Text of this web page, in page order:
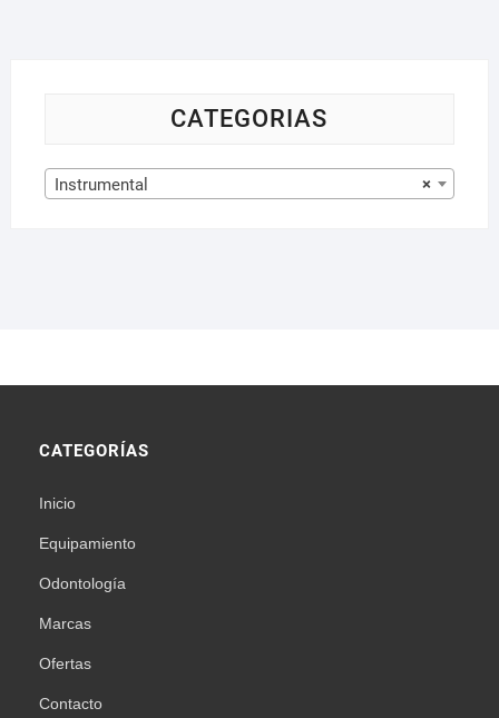
CATEGORIAS
×
Instrumental
CATEGORÍAS
Inicio
Equipamiento
Odontología
Marcas
Ofertas
Contacto